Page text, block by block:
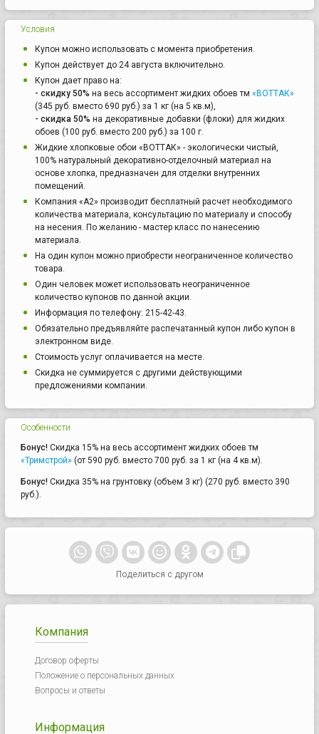
Условия
Купон можно использовать с момента приобретения.
Купон действует до 24 августа включительно.
Купон дает право на:
- скидку 50% на весь ассортимент жидких обоев тм «ВОТТАК»
(345 руб. вместо 690 руб.) за 1 кг (на 5 кв.м),
- скидка 50% на декоративные добавки (флоки) для жидких
обоев (100 руб. вместо 200 руб.) за 100 г.
Жидкие хлопковые обои «ВОТТАК» - экологически чистый,
100% натуральный декоративно-отделочный материал на
основе хлопка, предназначен для отделки внутренних
помещений.
Компания «А2» производит бесплатный расчет необходимого
количества материала, консультацию по материалу и способу
на несения. По желанию - мастер класс по нанесению
материала.
На один купон можно приобрести неограниченное количество
товара.
Один человек может использовать неограниченное
количество купонов по данной акции.
Информация по телефону: 215-42-43.
Обязательно предъявляйте распечатанный купон либо купон в
электронном виде.
Стоимость услуг оплачивается на месте.
Скидка не суммируется с другими действующими
предложениями компании.
Особенности
Бонус! Скидка 15% на весь ассортимент жидких обоев тм
«Тримстрой» (от 590 руб. вместо 700 руб. за 1 кг (на 4 кв.м).
Бонус! Скидка 35% на грунтовку (объем 3 кг) (270 руб. вместо 390
руб.).
Поделиться с другом
Компания
Договор оферты
Положение о персональных данных
Вопросы и ответы
Информация